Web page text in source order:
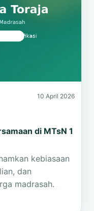
10 April 2026
di MTsN 1
kebiasaan
dan